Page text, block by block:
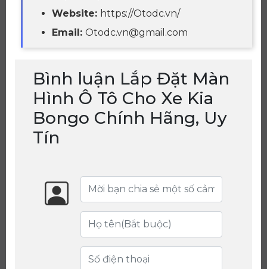
Website: https://Otodc.vn/
Email: Otodc.vn@gmail.com
Bình luận Lắp Đặt Màn
Hình Ô Tô Cho Xe Kia
Bongo Chính Hãng, Uy
Tín